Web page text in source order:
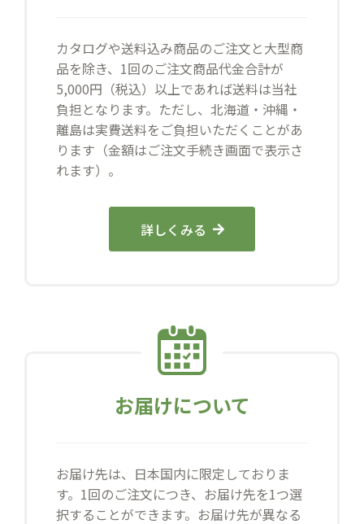
カタログや送料込み商品のご注文と大型商
品を除き、1回のご注文商品代金合計が
5,000円（税込）以上であれば送料は当社
負担となります。ただし、北海道・沖縄・
離島は実費送料をご負担いただくことがあ
ります（金額はご注文手続き画面で表示さ
れます）。
詳しくみる
お届けについて
お届け先は、日本国内に限定しておりま
す。1回のご注文につき、お届け先を1つ選
択することができます。お届け先が異なる